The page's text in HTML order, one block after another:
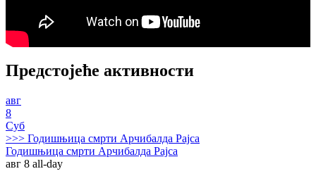
Предстојеће активности
авг
8
Суб
>>> Годишњица смрти Арчибалда Рајса
Годишњица смрти Арчибалда Рајса
авг 8 all-day